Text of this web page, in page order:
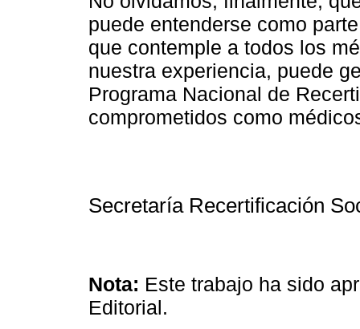
puede entenderse como
que contemple a todos los
nuestra experiencia, puede
Programa Nacional de
comprometidos como
Secretaría Recertificación
Nota: Este trabajo ha sido
Editorial.